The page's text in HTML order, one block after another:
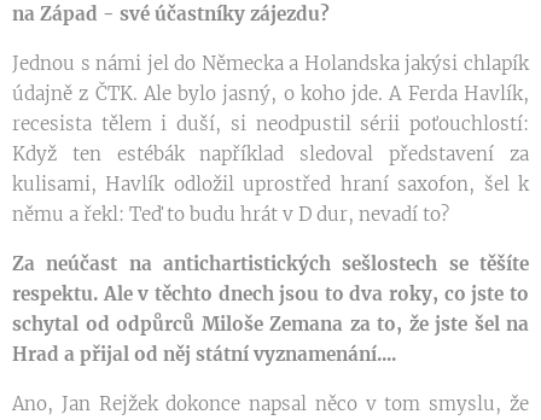
na Západ - své účastníky zájezdu?
Jednou s námi jel do Německa a Holandska jakýsi chlapík
údajně z ČTK. Ale bylo jasný, o koho jde. A Ferda Havlík,
recesista tělem i duší, si neodpustil sérii poťouchlostí:
Když ten estébák například sledoval představení za
kulisami, Havlík odložil uprostřed hraní saxofon, šel k
němu a řekl: Teď to budu hrát v D dur, nevadí to?
Za neúčast na antichartistických sešlostech se těšíte
respektu. Ale v těchto dnech jsou to dva roky, co jste to
schytal od odpůrců Miloše Zemana za to, že jste šel na
Hrad a přijal od něj státní vyznamenání....
Ano, Jan Rejžek dokonce napsal něco v tom smyslu, že